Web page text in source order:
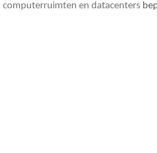
en datacenters